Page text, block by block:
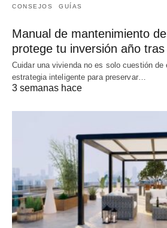
CONSEJOS GUÍAS
Manual de mantenimiento
protege tu inversión año
Cuidar una vivienda no es solo cuestión
estrategia inteligente para preservar…
3 semanas hace